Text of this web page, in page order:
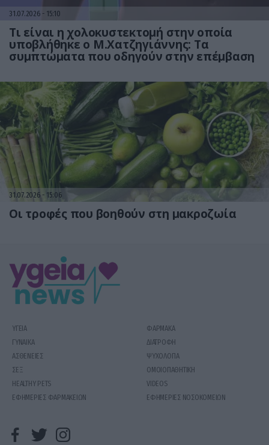
31.07.2026 15:10
Τι είναι η χολοκυστεκτομή στην οποία
υποβλήθηκε ο Μ.Χατζηγιάννης: Tα
συμπτώματα που οδηγούν στην επέμβαση
31.07.2026 15:06
Οι τροφές που βοηθούν στη μακροζωία
ΥΓΕΙΑ
ΦΑΡΜΑΚΑ
ΓΥΝΑΙΚΑ
ΔΙΑΤΡΟΦΗ
ΑΣΘΕΝΕΙΕΣ
ΨΥΧΟΛΟΓΙΑ
ΣΕΞ
ΟΜΟΙΟΠΑΘΗΤΙΚΗ
HEALTHY PETS
VIDEOS
ΕΦΗΜΕΡΙΕΣ ΦΑΡΜΑΚΕΙΩΝ
ΕΦΗΜΕΡΙΕΣ ΝΟΣΟΚΟΜΕΙΩΝ